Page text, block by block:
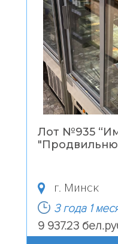
Лот №935 “
г. Минск
3 года 1
9 937.23